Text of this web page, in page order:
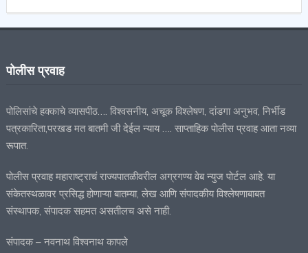
पोलीस प्रवाह
पोलिसांचे हक्काचे व्यासपीठ…. विश्वसनीय, अचूक विश्लेषण, दांडगा अनुभव, निर्भीड
पत्रकारिता,परखड मत बातमी जी देईल न्याय …. साप्ताहिक पोलीस प्रवाह आता नव्या
रूपात.
पोलीस प्रवाह महाराष्ट्राचं राज्यपातळीवरील अग्रगण्य वेब न्युज पोर्टल आहे. या
संकेतस्थळावर प्रसिद्ध होणाऱ्या बातम्या, लेख आणि संपादकीय विश्लेषणाबाबत
संस्थापक, संपादक सहमत असतीलच असे नाही.
संपादक – नवनाथ विश्वनाथ कापले